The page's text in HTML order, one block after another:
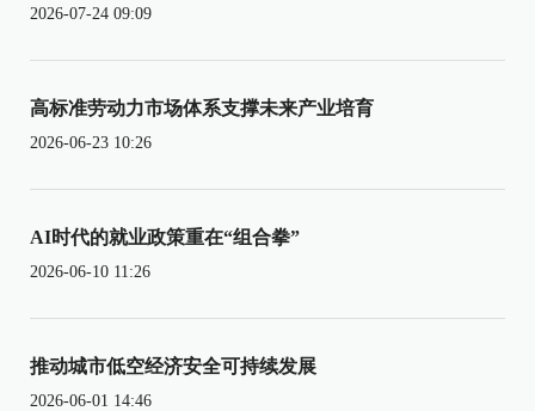
2026-07-24 09:09
高标准劳动力市场体系支撑未来产业培育
2026-06-23 10:26
AI时代的就业政策重在“组合拳”
2026-06-10 11:26
推动城市低空经济安全可持续发展
2026-06-01 14:46